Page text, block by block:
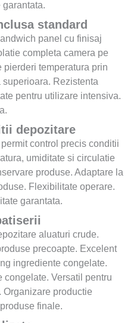
standard
panel cu finisaj
completa camera pe
temperatura prin
Rezistenta
pentru utilizare intensiva.
depozitare
control precis conditii
umiditate si circulatie
produse. Adaptare la
Flexibilitate operare.
garantata.
aluaturi crude.
precoapte. Excelent
ingrediente congelate.
congelate. Versatil pentru
productie
finale.